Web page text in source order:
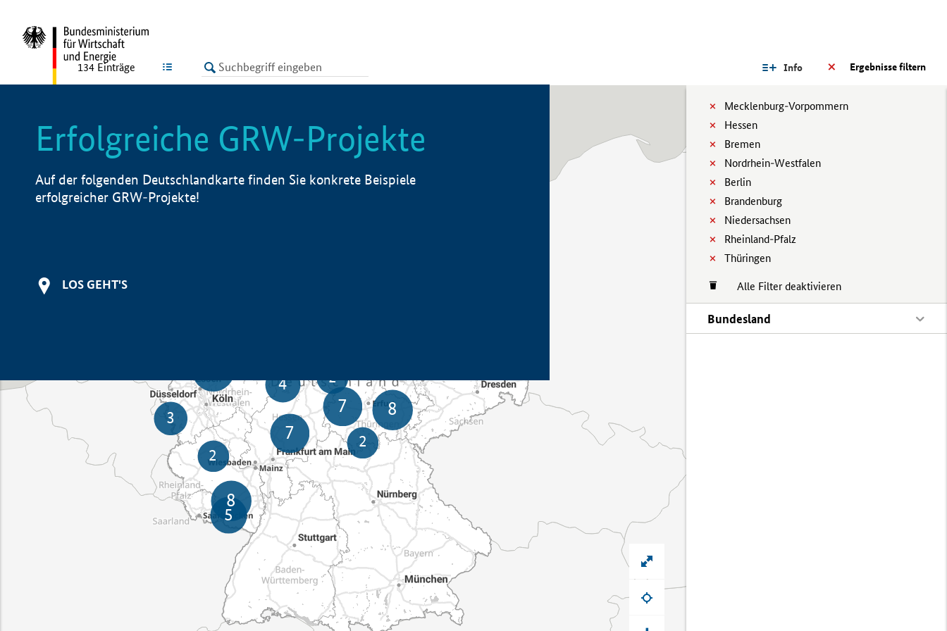
LISTE Ergebnisse filtern
Info
Mecklenburg-Vorpommern
Hessen
Bremen
Nordrhein-Westfalen
Berlin
Brandenburg
Niedersachsen
Rheinland-Pfalz
Thüringen
Alle Filter deaktivieren
Bundesland
134 Einträge
Erfolgreiche GRW-Projekte
Auf der folgenden Deutschlandkarte finden Sie konkrete Beispiele
erfolgreicher GRW-Projekte!
LOS GEHT'S